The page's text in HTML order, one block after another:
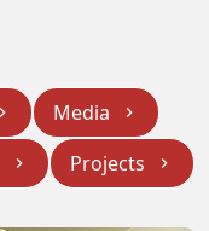
Media
Projects